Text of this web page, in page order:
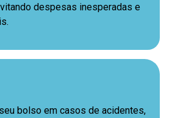
despesas inesperadas e
bolso em casos de acidentes,